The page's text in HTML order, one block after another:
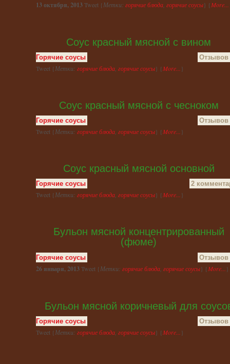
13 октября, 2013Tweet {Метки: горячие блюда горячие соусы} {More...
Соус красный мясной с вином
Горячие соусы Отзывов
Tweet {Метки: горячие блюда горячие соусы} {More... }
Соус красный мясной с чесноком
Горячие соусы Отзывов
Tweet {Метки: горячие блюда горячие соусы} {More... }
Соус красный мясной основной
Горячие соусы 2
Tweet {Метки: горячие блюда, горячие соусы} {More...}
Бульон мясной концентрированный
(фюме)
Горячие соусы Отзывов
26 января, 2013Tweet {Метки: горячие блюда горячие соусы} {More... }
Бульон мясной коричневый для
Горячие соусы Отзывов
Tweet {Метки: горячие блюда горячие соусы} {More... }